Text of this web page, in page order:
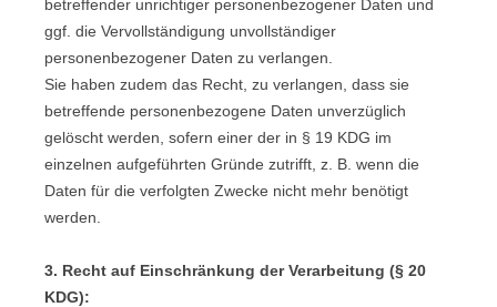
betreffender unrichtiger personenbezogener Daten und
ggf. die Vervollständigung unvollständiger
personenbezogener Daten zu verlangen.
Sie haben zudem das Recht, zu verlangen, dass sie
betreffende personenbezogene Daten unverzüglich
gelöscht werden, sofern einer der in § 19 KDG im
einzelnen aufgeführten Gründe zutrifft, z. B. wenn die
Daten für die verfolgten Zwecke nicht mehr benötigt
werden.
3. Recht auf Einschränkung der Verarbeitung (§ 20
KDG):